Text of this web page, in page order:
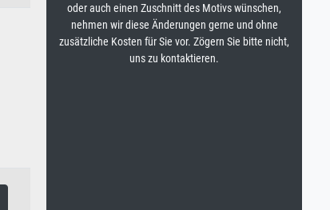
oder auch einen Zuschnitt des Motivs wünschen,
nehmen wir diese Änderungen gerne und ohne
zusätzliche Kosten für Sie vor. Zögern Sie bitte nicht,
uns zu kontaktieren.